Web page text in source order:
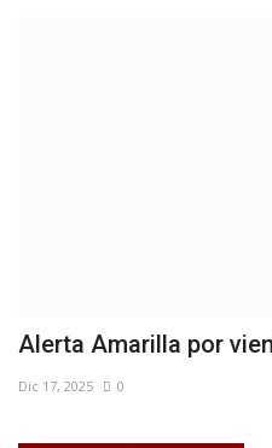
Alerta Amarilla por
Dic 17, 2025 0